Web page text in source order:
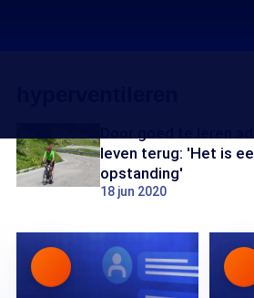
leven terug: 'Het is
opstanding'
18 jun 2020